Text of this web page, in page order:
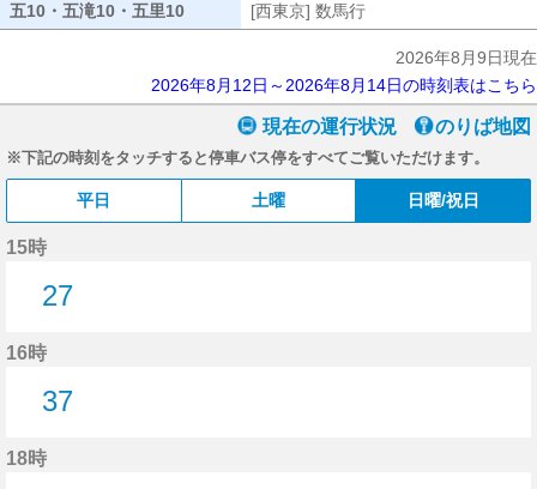
五10・五滝10・五里10 五10・五滝10・五里10
[西東京] 数馬行
2026年8月9日現在
2026年8月12日～2026年8月14日の時刻表はこちら
現在の運行状況 のりば地図
※下記の時刻をタッチすると停車バス停をすべてご覧いただけます。
平日 土曜 日曜/祝日
15時
27
16時
37
18時